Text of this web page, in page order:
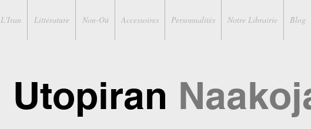
L'Iran Littérature Non-Où Accessoires Personnalités Notre Librairie Blog
Utopiran